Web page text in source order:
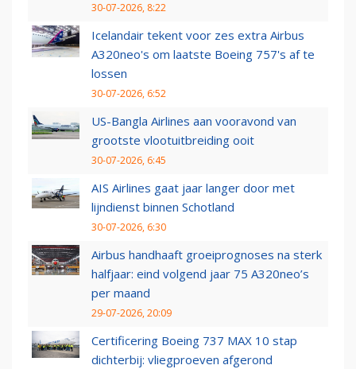
30-07-2026, 8:22
Icelandair tekent voor zes extra Airbus
A320neo's om laatste Boeing 757's af te
lossen
30-07-2026, 6:52
US-Bangla Airlines aan vooravond van
grootste vlootuitbreiding ooit
30-07-2026, 6:45
AIS Airlines gaat jaar langer door met
lijndienst binnen Schotland
30-07-2026, 6:30
Airbus handhaaft groeiprognoses na sterk
halfjaar: eind volgend jaar 75 A320neo’s
per maand
29-07-2026, 20:09
Certificering Boeing 737 MAX 10 stap
dichterbij: vliegproeven afgerond